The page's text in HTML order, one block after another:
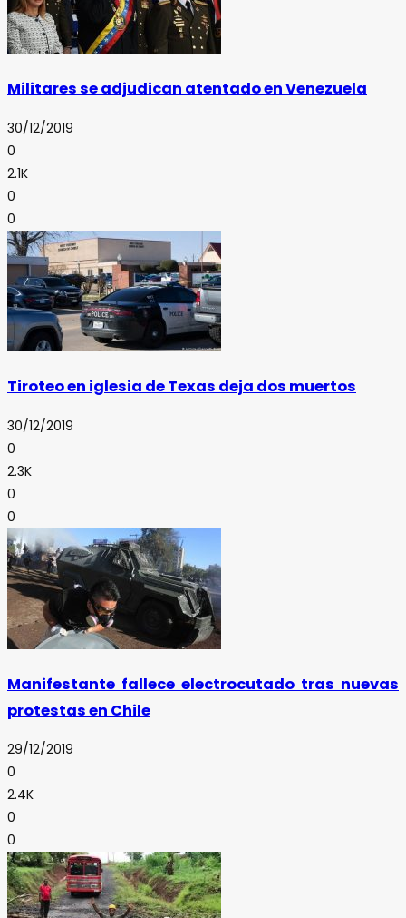
Militares se adjudican atentado en Venezuela
30/12/2019
0
2.1K
0
0
Tiroteo en iglesia de Texas deja dos muertos
30/12/2019
0
2.3K
0
0
Manifestante fallece electrocutado tras nuevas
protestas en Chile
29/12/2019
0
2.4K
0
0